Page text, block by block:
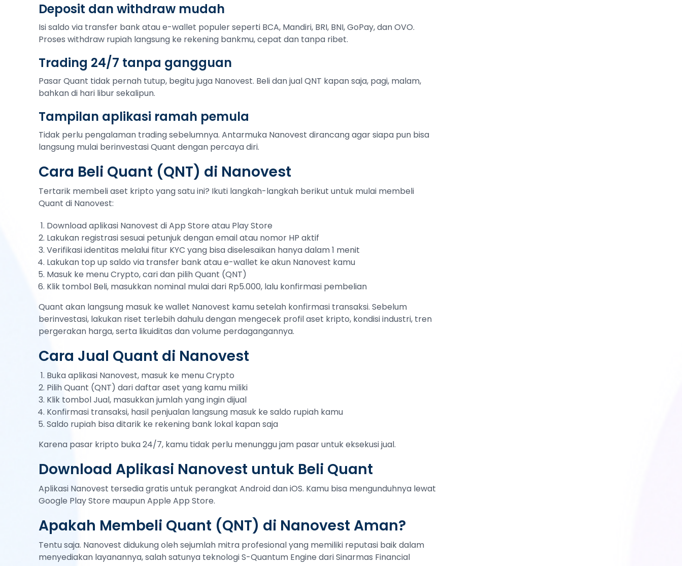
Deposit dan withdraw mudah
Isi saldo via transfer bank atau e-wallet populer seperti BCA, Mandiri, BRI, BNI, GoPay, dan OVO.
Proses withdraw rupiah langsung ke rekening bankmu, cepat dan tanpa ribet.
Trading 24/7 tanpa gangguan
Pasar Quant tidak pernah tutup, begitu juga Nanovest. Beli dan jual QNT kapan saja, pagi, malam,
bahkan di hari libur sekalipun.
Tampilan aplikasi ramah pemula
Tidak perlu pengalaman trading sebelumnya. Antarmuka Nanovest dirancang agar siapa pun bisa
langsung mulai berinvestasi Quant dengan percaya diri.
Cara Beli Quant (QNT) di Nanovest
Tertarik membeli aset kripto yang satu ini? Ikuti langkah-langkah berikut untuk mulai membeli
Quant di Nanovest:
Download aplikasi Nanovest di App Store atau Play Store
Lakukan registrasi sesuai petunjuk dengan email atau nomor HP aktif
Verifikasi identitas melalui fitur KYC yang bisa diselesaikan hanya dalam 1 menit
Lakukan top up saldo via transfer bank atau e-wallet ke akun Nanovest kamu
Masuk ke menu Crypto, cari dan pilih Quant (QNT)
Klik tombol Beli, masukkan nominal mulai dari Rp5.000, lalu konfirmasi pembelian
Quant akan langsung masuk ke wallet Nanovest kamu setelah konfirmasi transaksi. Sebelum
berinvestasi, lakukan riset terlebih dahulu dengan mengecek profil aset kripto, kondisi industri, tren
pergerakan harga, serta likuiditas dan volume perdagangannya.
Cara Jual Quant di Nanovest
Buka aplikasi Nanovest, masuk ke menu Crypto
Pilih Quant (QNT) dari daftar aset yang kamu miliki
Klik tombol Jual, masukkan jumlah yang ingin dijual
Konfirmasi transaksi, hasil penjualan langsung masuk ke saldo rupiah kamu
Saldo rupiah bisa ditarik ke rekening bank lokal kapan saja
Karena pasar kripto buka 24/7, kamu tidak perlu menunggu jam pasar untuk eksekusi jual.
Download Aplikasi Nanovest untuk Beli Quant
Aplikasi Nanovest tersedia gratis untuk perangkat Android dan iOS. Kamu bisa mengunduhnya lewat
Google Play Store maupun Apple App Store.
Apakah Membeli Quant (QNT) di Nanovest Aman?
Tentu saja. Nanovest didukung oleh sejumlah mitra profesional yang memiliki reputasi baik dalam
menyediakan layanannya, salah satunya teknologi S-Quantum Engine dari Sinarmas Financial